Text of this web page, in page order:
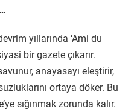
yıllarında ‘Ami du
bir gazete çıkarır.
anayasayı eleştirir,
ortaya döker. Bu
sığınmak zorunda kalır.